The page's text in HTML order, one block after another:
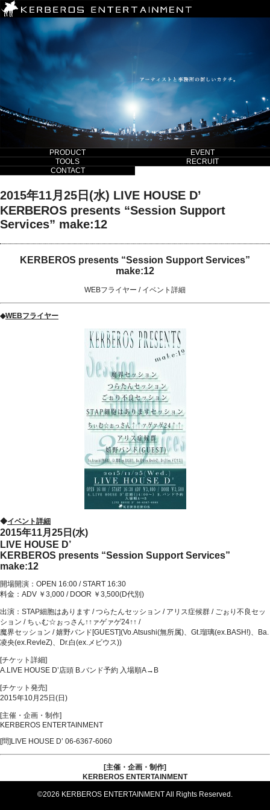
PRODUCT
EVENT
TOOLS
RECRUIT
CONTACT
2015年11月25日(水) LIVE HOUSE D’
KERBEROS presents “Session Support
Services” make:12
KERBEROS presents “Session Support Services”
make:12
WEBフライヤー / イベント詳細
◆WEBフライヤー
◆イベント詳細
2015年11月25日(水)
LIVE HOUSE D’
KERBEROS presents “Session Support Services”
make:12
開場開演：OPEN 16:00 / START 16:30
料金：ADV ￥3,000 / DOOR ￥3,500(D代別)
出演：STAP細胞はあります / つらたんセッション / アリス症候群 / ごぉり不良セッ
ション / ちぃむ☆ぉっさん↑↑ァゲァゲ24↑↑ /
魔界セッション / 嬉野バンド[GUEST](Vo.Atsushi(無所属)、Gt.瑠璃(ex.BASH!)、Ba.
凌央(ex.RevleZ)、Dr.白(ex.メビウス))
[チケット詳細]
A.LIVE HOUSE D’店頭 B.バンド予約 入場順A→B
[チケット発売]
2015年10月25日(日)
[主催・企画・制作]
KERBEROS ENTERTAINMENT
[問]LIVE HOUSE D’ 06-6367-6060
[主催・企画・制作]
KERBEROS ENTERTAINMENT
©2026 KERBEROS ENTERTAINMENT All Rights Reserved.